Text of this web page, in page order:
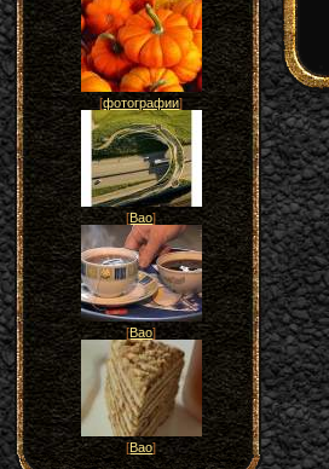
[фотографии]
[Вао]
[Вао]
[Вао]